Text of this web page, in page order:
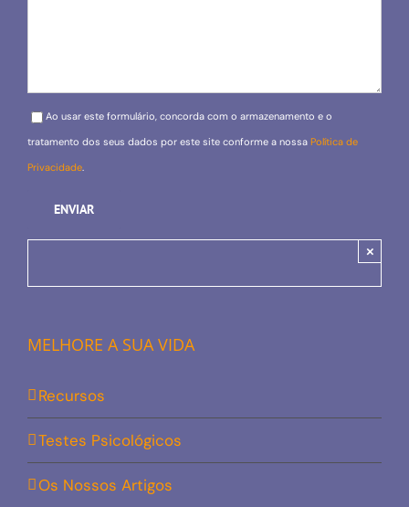
Please leave this field empty.
Ao usar este formulário, concorda com o armazenamento e o
tratamento dos seus dados por este site conforme a nossa Política de
Privacidade.
×
MELHORE A SUA VIDA
Recursos
Testes Psicológicos
Os Nossos Artigos